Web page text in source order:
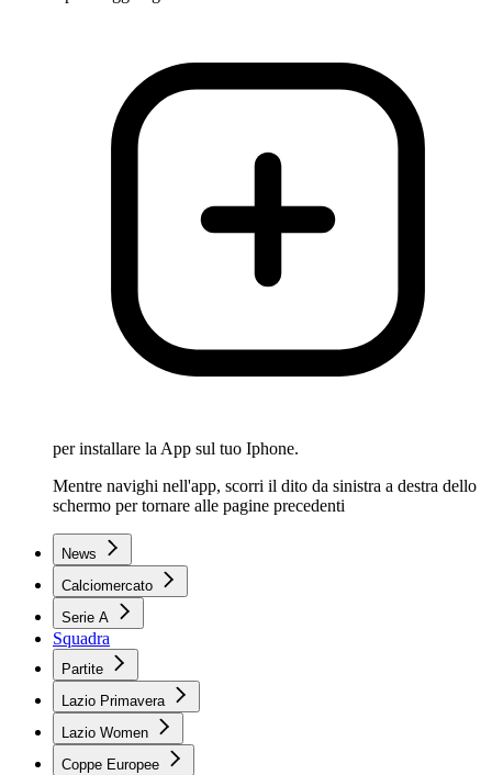
per installare la App sul tuo Iphone.
Mentre navighi nell'app, scorri il dito da sinistra a destra dello
schermo per tornare alle pagine precedenti
News
Calciomercato
Serie A
Squadra
Partite
Lazio Primavera
Lazio Women
Coppe Europee